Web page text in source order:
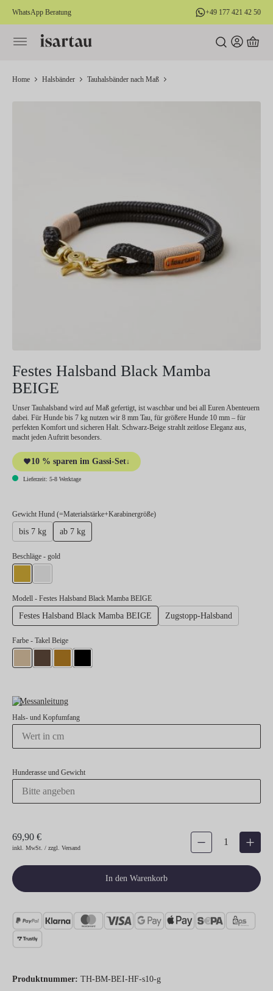
springen
WhatsApp Beratung +49 177 421 42 50
Home Halsbänder Tauhalsbänder nach Maß
Festes Halsband Black Mamba
BEIGE
Unser Tauhalsband wird auf Maß gefertigt, ist waschbar und bei all Euren Abenteuern
dabei. Für Hunde bis 7 kg nutzen wir 8 mm Tau, für größere Hunde 10 mm – für
perfekten Komfort und sicheren Halt. Schwarz-Beige strahlt zeitlose Eleganz aus,
macht jeden Auftritt besonders.
10 % sparen im Gassi-Set↓
Lieferzeit: 5-8 Werktage
Gewicht Hund (=Materialstärke+Karabinergröße)auswählen
bis 7 kg ab 7 kg
Beschlägeauswählen
- gold
Modell - Festes Halsband Black Mamba BEIGE
Festes Halsband Black Mamba BEIGE Zugstopp-Halsband
Farbe - Takel Beige
Messanleitung
Hals- und Kopfumfang
Hunderasse und Gewicht
69,90 €
inkl. MwSt. / zzgl. Versand
Produkt Anzahl: Gib den
In den Warenkorb
Produktnummer: TH-BM-BEI-HF-s10-g